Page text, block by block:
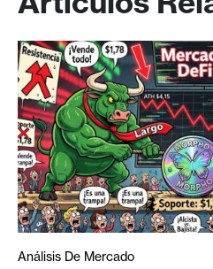
Análisis De Mercado